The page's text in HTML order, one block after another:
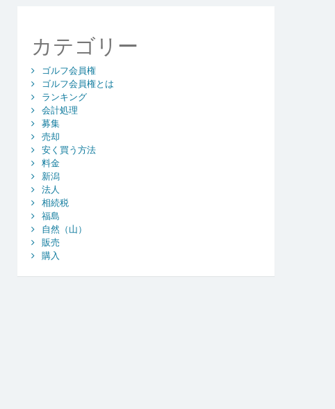
カテゴリー
ゴルフ会員権
ゴルフ会員権とは
ランキング
会計処理
募集
売却
安く買う方法
料金
新潟
法人
相続税
福島
自然（山）
販売
購入